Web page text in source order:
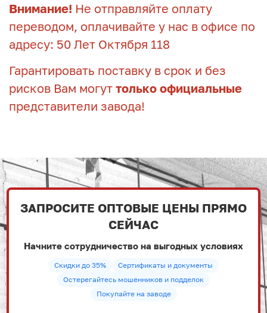
Внимание! Не отправляйте оплату
переводом, оплачивайте у нас в офисе по
адресу: 50 Лет Октября 118
Гарантировать поставку в срок и без
рисков Вам могут только официальные
представители завода!
ЗАПРОСИТЕ ОПТОВЫЕ ЦЕНЫ ПРЯМО
СЕЙЧАС
Начните сотрудничество на выгодных условиях
Скидки до 35%
Сертификаты и документы
Остерегайтесь мошенников и подделок
Покупайте на заводе